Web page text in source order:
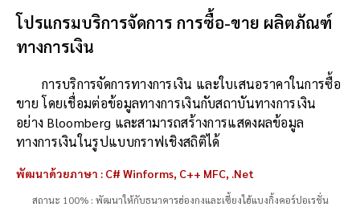
โปรแกรมบริการจัดการ การซื้อ-ขาย ผลิตภัณฑ์
ทางการเงิน
การบริการจัดการทางการเงิน และใบเสนอราคาในการซื้อ
ขาย โดยเชื่อมต่อข้อมูลทางการเงินกับสถาบันทางการเงิน
อย่าง Bloomberg และสามารถสร้างการแสดงผลข้อมูล
ทางการเงินในรูปแบบกราฟเชิงสถิติได้
พัฒนาด้วยภาษา : C# Winforms, C++ MFC, .Net
สถานะ 100% : พัฒนาให้กับธนาคารฮ่องกงและเซี้ยงไฮ้แบงกิ้งคอร์ปอเรชั่น